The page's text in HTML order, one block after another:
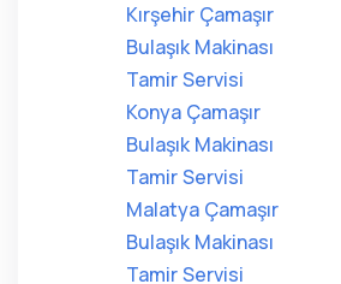
Kırşehir Çamaşır
Bulaşık Makinası
Tamir Servisi
Konya Çamaşır
Bulaşık Makinası
Tamir Servisi
Malatya Çamaşır
Bulaşık Makinası
Tamir Servisi